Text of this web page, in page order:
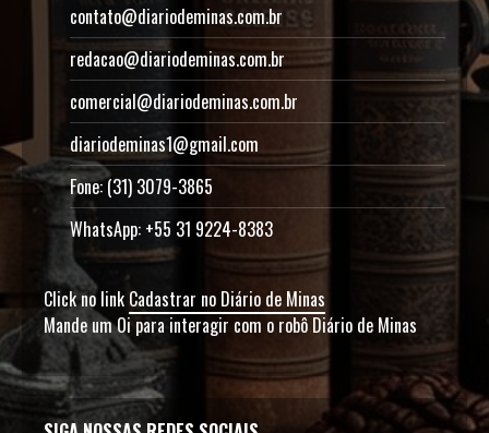
contato@diariodeminas.com.br
redacao@diariodeminas.com.br
comercial@diariodeminas.com.br
diariodeminas1@gmail.com
Fone: (31) 3079-3865
WhatsApp: +55 31 9224-8383
Click no link Cadastrar no Diário de Minas
Mande um Oi para interagir com o robô Diário de Minas